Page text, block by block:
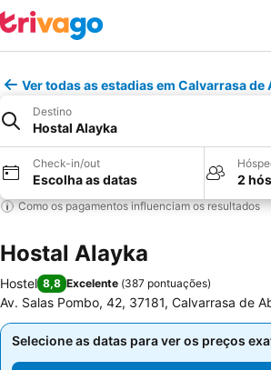
Ver todas as estadias em Calvarrasa de
Destino
Hostal Alayka
Check-in/out
Escolha as datas 2
Como os pagamentos influenciam os resultados
Hostal Alayka
Hostel 8,8 Excelente (387 pontuações)
Av. Salas Pombo, 42, 37181, Calvarrasa de
Selecione as datas para ver os preços
Selecione as datas para ver os preços